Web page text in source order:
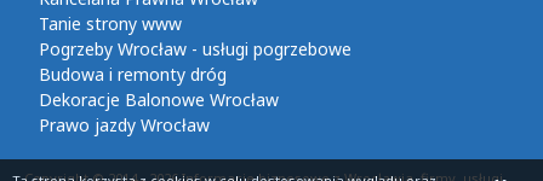
Tanie strony www
Pogrzeby Wrocław - usługi pogrzebowe
Budowa i remonty dróg
Dekoracje Balonowe Wrocław
Prawo jazdy Wrocław
Copyright © 2014 - 2026 Informacje biznesowe z Wrocławia, firmy, usługi,